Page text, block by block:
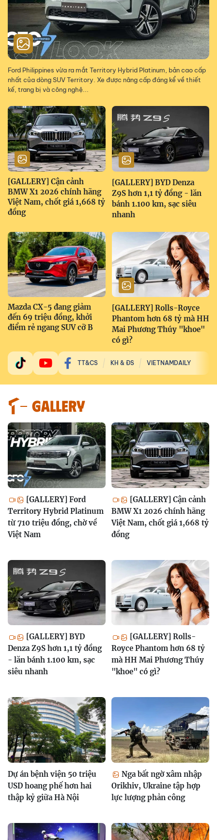
Ford Philippines vừa ra mắt Territory Hybrid Platinum, bản cao cấp
nhất của dòng SUV Territory. Xe được nâng cấp đáng kể về thiết
kế, trang bị và công nghệ...
[GALLERY] Cận cảnh
BMW X1 2026 chính hãng
Việt Nam, chốt giá 1,668 tỷ
đồng
[GALLERY] BYD Denza
Z9S hơn 1,1 tỷ đồng - lăn
bánh 1.100 km, sạc siêu
nhanh
Mazda CX-5 đang giảm
đến 69 triệu đồng, khởi
điểm rẻ ngang SUV cỡ B
[GALLERY] Rolls-Royce
Phantom hơn 68 tỷ mà HH
Mai Phương Thúy "khoe"
có gì?
TT&CS KH & ĐS VIETNAMDAILY
GALLERY
[GALLERY] Ford
Territory Hybrid Platinum
từ 710 triệu đồng, chờ về
Việt Nam
[GALLERY] Cận cảnh
BMW X1 2026 chính hãng
Việt Nam, chốt giá 1,668 tỷ
đồng
[GALLERY] BYD
Denza Z9S hơn 1,1 tỷ đồng
- lăn bánh 1.100 km, sạc
siêu nhanh
[GALLERY] Rolls-
Royce Phantom hơn 68 tỷ
mà HH Mai Phương Thúy
"khoe" có gì?
Dự án bệnh viện 50 triệu
USD hoang phế hơn hai
thập kỷ giữa Hà Nội
Nga bất ngờ xâm nhập
Orikhiv, Ukraine tập hợp
lực lượng phản công